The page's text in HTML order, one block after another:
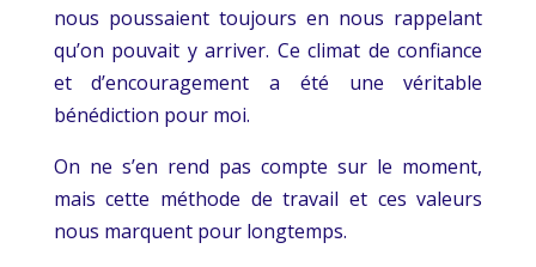
nous poussaient toujours en nous rappelant
qu’on pouvait y arriver. Ce climat de confiance
et d’encouragement a été une véritable
bénédiction pour moi.
On ne s’en rend pas compte sur le moment,
mais cette méthode de travail et ces valeurs
nous marquent pour longtemps.